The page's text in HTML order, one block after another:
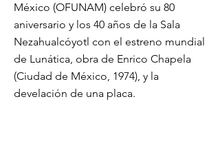
México (OFUNAM) celebró su 80
aniversario y los 40 años de la Sala
Nezahualcóyotl con el estreno mundial
de Lunática, obra de Enrico Chapela
(Ciudad de México, 1974), y la
develación de una placa.